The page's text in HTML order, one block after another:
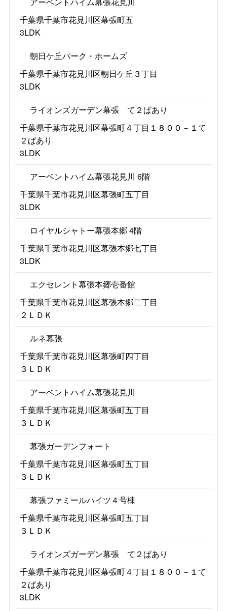
千葉県千葉市花見川区幕張町五
3LDK
朝日ケ丘パーク・ホームズ
千葉県千葉市花見川区朝日ケ丘３丁目
3LDK
ライオンズガーデン幕張 て２ぱあり
千葉県千葉市花見川区幕張町４丁目１８００－１て
２ぱあり
3LDK
アーベントハイム幕張花見川 6階
千葉県千葉市花見川区幕張町五丁目
3LDK
ロイヤルシャトー幕張本郷 4階
千葉県千葉市花見川区幕張本郷七丁目
3LDK
エクセレント幕張本郷壱番館
千葉県千葉市花見川区幕張本郷二丁目
２ＬＤＫ
ルネ幕張
千葉県千葉市花見川区幕張町四丁目
３ＬＤＫ
アーベントハイム幕張花見川
千葉県千葉市花見川区幕張町五丁目
３ＬＤＫ
幕張ガーデンフォート
千葉県千葉市花見川区幕張町五丁目
３ＬＤＫ
幕張ファミールハイツ４号棟
千葉県千葉市花見川区幕張町五丁目
３ＬＤＫ
ライオンズガーデン幕張 て２ぱあり
千葉県千葉市花見川区幕張町４丁目１８００－１て
２ぱあり
3LDK